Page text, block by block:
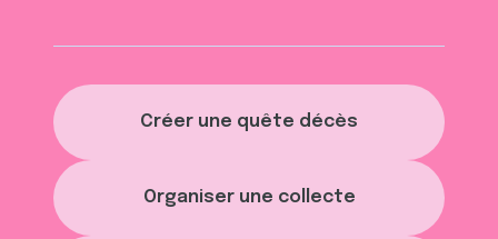
Créer une quête décès
Organiser une collecte